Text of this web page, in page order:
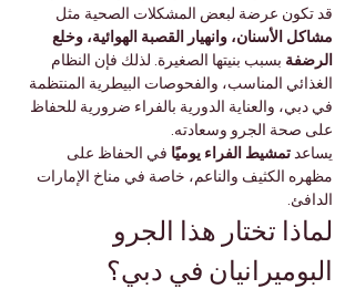
قد تكون عرضة لبعض المشكلات الصحية مثل
مشاكل الأسنان، وانهيار القصبة الهوائية، وخلع
الرضفة بسبب بنيتها الصغيرة. لذلك فإن النظام
الغذائي المناسب، والفحوصات البيطرية المنتظمة
في دبي، والعناية الدورية بالفراء ضرورية للحفاظ
على صحة الجرو وسعادته.
يساعد تمشيط الفراء يوميًا في الحفاظ على
مظهره الكثيف والناعم، خاصة في مناخ الإمارات
الدافئ.
لماذا تختار هذا الجرو
البوميرانيان في دبي؟